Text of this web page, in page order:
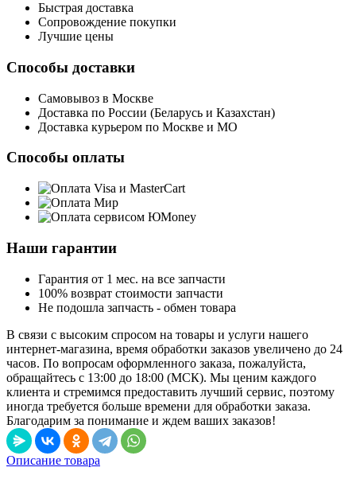
Быстрая доставка
Сопровождение покупки
Лучшие цены
Способы доставки
Самовывоз в Москве
Доставка по России (Беларусь и Казахстан)
Доставка курьером по Москве и МО
Способы оплаты
Наши гарантии
Гарантия от 1 мес. на все запчасти
100% возврат стоимости запчасти
Не подошла запчасть - обмен товара
В связи с высоким спросом на товары и услуги нашего
интернет-магазина, время обработки заказов увеличено до 24
часов. По вопросам оформленного заказа, пожалуйста,
обращайтесь с 13:00 до 18:00 (МСК). Мы ценим каждого
клиента и стремимся предоставить лучший сервис, поэтому
иногда требуется больше времени для обработки заказа.
Благодарим за понимание и ждем ваших заказов!
Описание товара